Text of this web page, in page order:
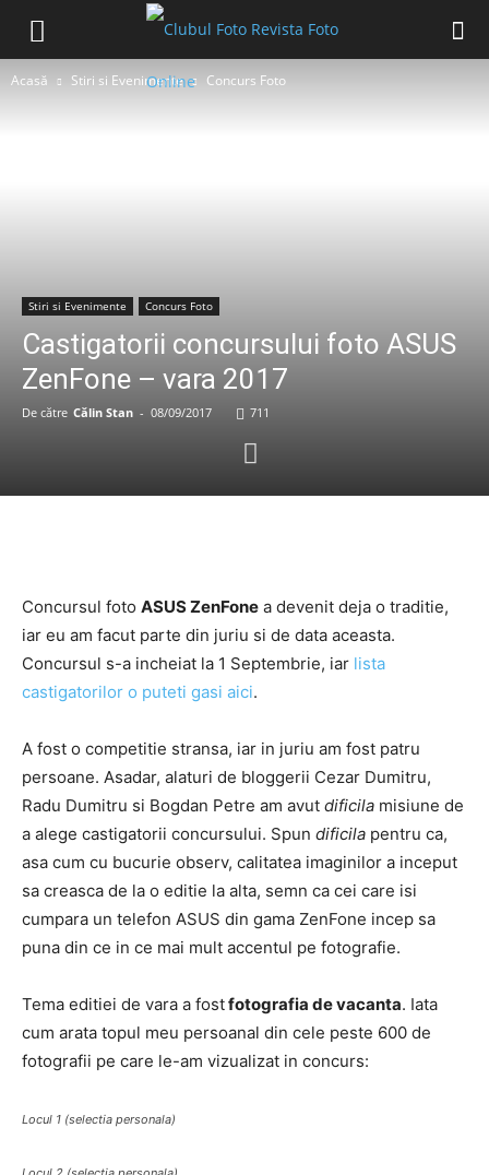
Acasă Stiri si Evenimente Concurs Foto
Stiri si Evenimente Concurs Foto
Castigatorii concursului foto ASUS
ZenFone – vara 2017
De către Călin Stan - 08/09/2017 711
Concursul foto ASUS ZenFone a devenit deja o traditie,
iar eu am facut parte din juriu si de data aceasta.
Concursul s-a incheiat la 1 Septembrie, iar lista
castigatorilor o puteti gasi aici.
A fost o competitie stransa, iar in juriu am fost patru
persoane. Asadar, alaturi de bloggerii Cezar Dumitru,
Radu Dumitru si Bogdan Petre am avut dificila misiune de
a alege castigatorii concursului. Spun dificila pentru ca,
asa cum cu bucurie observ, calitatea imaginilor a inceput
sa creasca de la o editie la alta, semn ca cei care isi
cumpara un telefon ASUS din gama ZenFone incep sa
puna din ce in ce mai mult accentul pe fotografie.
Tema editiei de vara a fostfotografia de vacanta. Iata
cum arata topul meu persoanal din cele peste 600 de
fotografii pe care le-am vizualizat in concurs:
Locul 1 (selectia personala)